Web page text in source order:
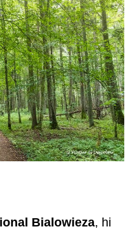
Bialowieza, hi